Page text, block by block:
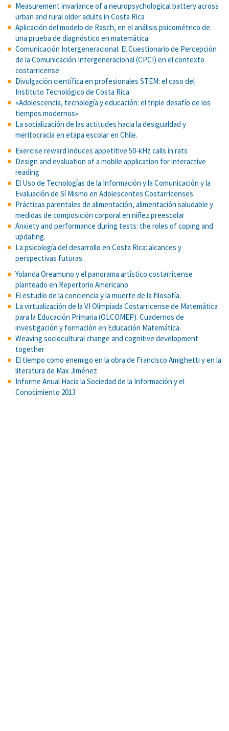
Measurement invariance of a neuropsychological battery across
urban and rural older adults in Costa Rica
Aplicación del modelo de Rasch, en el análisis psicométrico de
una prueba de diagnóstico en matemática
Comunicación Intergeneracional: El Cuestionario de Percepción
de la Comunicación Intergeneracional (CPCI) en el contexto
costarricense
Divulgación científica en profesionales STEM: el caso del
Instituto Tecnológico de Costa Rica
«Adolescencia, tecnología y educación: el triple desafío de los
tiempos modernos»
La socialización de las actitudes hacia la desigualdad y
meritocracia en etapa escolar en Chile.
Exercise reward induces appetitive 50-kHz calls in rats
Design and evaluation of a mobile application for interactive
reading
El Uso de Tecnologías de la Información y la Comunicación y la
Evaluación de Sí Mismo en Adolescentes Costarricenses
Prácticas parentales de alimentación, alimentación saludable y
medidas de composición corporal en niñez preescolar
Anxiety and performance during tests: the roles of coping and
updating.
La psicología del desarrollo en Costa Rica: alcances y
perspectivas futuras
Yolanda Oreamuno y el panorama artístico costarricense
planteado en Repertorio Americano
El estudio de la conciencia y la muerte de la filosofía.
La virtualización de la VI Olimpiada Costarricense de Matemática
para la Educación Primaria (OLCOMEP). Cuadernos de
investigación y formación en Educación Matemática.
Weaving sociocultural change and cognitive development
together
El tiempo como enemigo en la obra de Francisco Amighetti y en la
literatura de Max Jiménez.
Informe Anual Hacia la Sociedad de la Información y el
Conocimiento 2013